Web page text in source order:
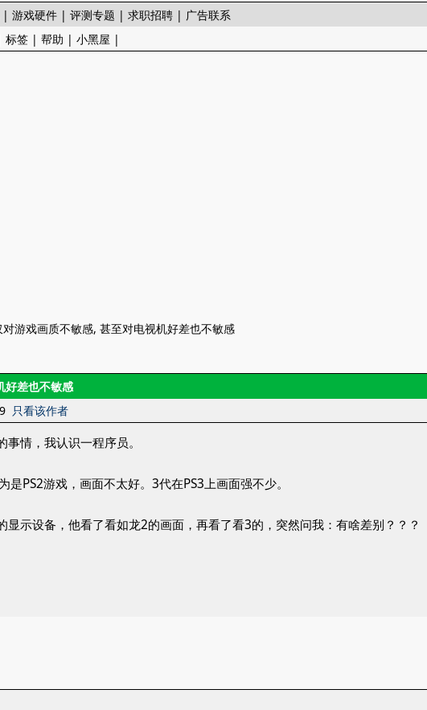
|游戏硬件 |评测专题 |求职招聘 | 广告联系
标签 |帮助 |小黑屋 |
游戏画质不敏感, 甚至对电视机好差也不敏感
好差也不敏感
只看该作者
情，我认识一程序员。
是PS2游戏，画面不太好。3代在PS3上画面强不少。
显示设备，他看了看如龙2的画面，再看了看3的，突然问我：有啥差别？？？